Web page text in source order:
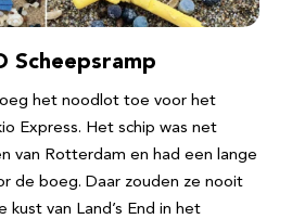
Scheepsramp
het noodlot toe voor het
Express. Het schip was net
van Rotterdam en had een lange
de boeg. Daar zouden ze nooit
kust van Land’s End in het